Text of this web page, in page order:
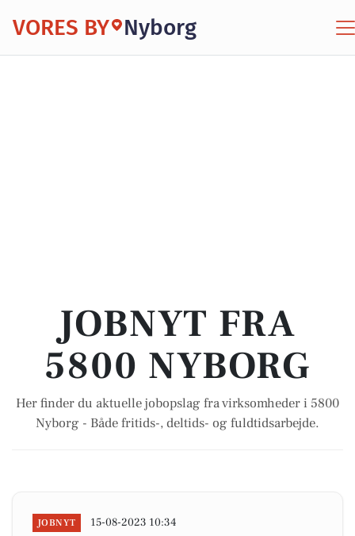
VORES BY Nyborg
JOBNYT FRA
5800 NYBORG
Her finder du aktuelle jobopslag fra virksomheder i 5800
Nyborg - Både fritids-, deltids- og fuldtidsarbejde.
JOBNYT 15-08-2023 10:34